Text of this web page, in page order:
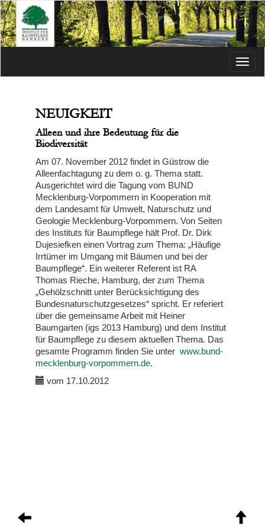
Menü
NEUIGKEIT
Alleen und ihre Bedeutung für die
Biodiversität
Am 07. November 2012 findet in Güstrow die
Alleenfachtagung zu dem o. g. Thema statt.
Ausgerichtet wird die Tagung vom BUND
Mecklenburg-Vorpommern in Kooperation mit
dem Landesamt für Umwelt, Naturschutz und
Geologie Mecklenburg-Vorpommern. Von Seiten
des Instituts für Baumpflege hält Prof. Dr. Dirk
Dujesiefken einen Vortrag zum Thema: „Häufige
Irrtümer im Umgang mit Bäumen und bei der
Baumpflege“. Ein weiterer Referent ist RA
Thomas Rieche, Hamburg, der zum Thema
„Gehölzschnitt unter Berücksichtigung des
Bundesnaturschutzgesetzes“ spricht. Er referiert
über die gemeinsame Arbeit mit Heiner
Baumgarten (igs 2013 Hamburg) und dem Institut
für Baumpflege zu diesem aktuellen Thema. Das
gesamte Programm finden Sie unter www.bund-
mecklenburg-vorpommern.de.
vom 17.10.2012